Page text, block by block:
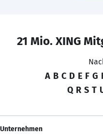
21 Mio. XING
A B C D E F G
Q R S T
Unternehmen